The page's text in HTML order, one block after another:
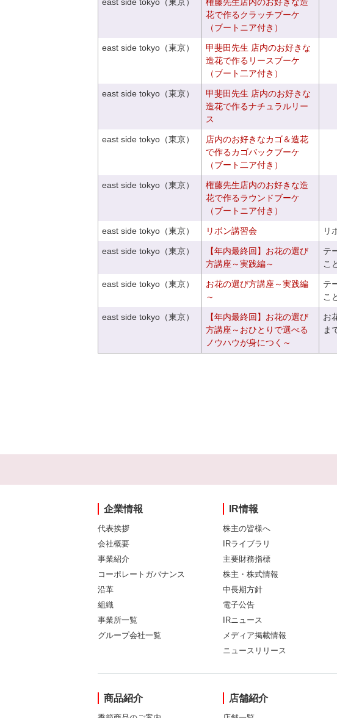
花で作るクラッチブーケ
（ブートニア付き）
east side tokyo（東京）
甲斐田先生 店内のお好きな
造花で作るリースブーケ
（ブート二ア付き）
east side tokyo（東京）
甲斐田先生 店内のお好きな
造花で作るナチュラルリー
ス
east side tokyo（東京）
店内のお好きなカゴ＆造花
で作るカゴバックブーケ
（ブート二ア付き）
east side tokyo（東京）
権藤先生店内のお好きな造
花で作るラウンドブーケ
（ブートニア付き）
east side tokyo（東京） リボン講習会 リ
east side tokyo（東京）
【年内最終回】お花の選び
方講座～実践編～
テ
こ
east side tokyo（東京）
お花の選び方講座～実践編
～
テ
こ
east side tokyo（東京）
【年内最終回】お花の選び
方講座～おひとりで選べる
ノウハウが身につく～
お
ま
企業情報
代表挨拶
会社概要
事業紹介
コーポレートガバナンス
沿革
組織
事業所一覧
グループ会社一覧
IR情報
株主の皆様へ
IRライブラリ
主要財務指標
株主・株式情報
中長期方針
電子公告
IRニュース
メディア掲載情報
ニュースリリース
商品紹介 店舗紹介